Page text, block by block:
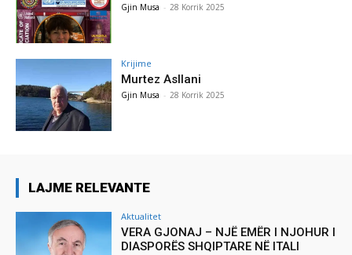
Gjin Musa - 28 Korrik 2025
Krijime
Murtez Asllani
Gjin Musa - 28 Korrik 2025
LAJME RELEVANTE
Aktualitet
VERA GJONAJ – NJË EMËR I NJOHUR I
DIASPORËS SHQIPTARE NË ITALI